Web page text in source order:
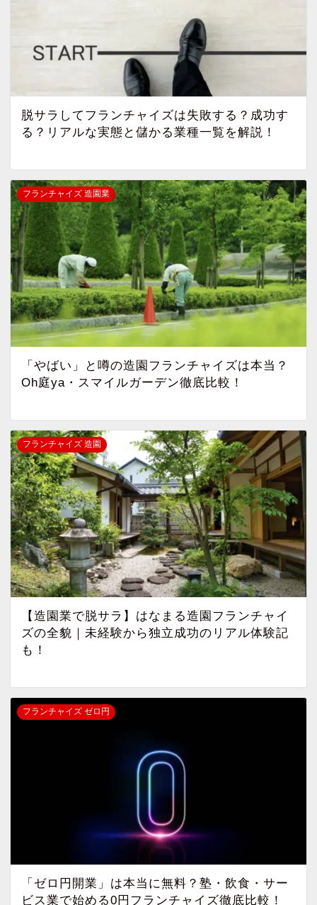
脱サラしてフランチャイズは失敗する？成功す
る？リアルな実態と儲かる業種一覧を解説！
フランチャイズ 造園業
「やばい」と噂の造園フランチャイズは本当？
Oh庭ya・スマイルガーデン徹底比較！
フランチャイズ 造園
【造園業で脱サラ】はなまる造園フランチャイ
ズの全貌｜未経験から独立成功のリアル体験記
も！
フランチャイズ ゼロ円
「ゼロ円開業」は本当に無料？塾・飲食・サー
ビス業で始める0円フランチャイズ徹底比較！